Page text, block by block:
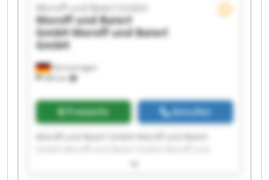
Hermaringen
340 km
Moroff und Baierl GmbH
Moroff und Baierl
GmbHMoroff und Baierl
GmbH
Preisinfo Anrufen
Moroff und Baierl GmbH Moroff und Baierl
Baierl GmbH Moroff und Baierl GmbH Moroff